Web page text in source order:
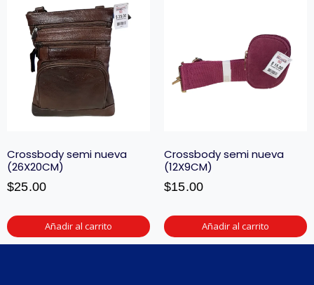
Crossbody semi nueva
(26X20CM)
$25.00
Añadir al carrito
Crossbody semi nueva
(12X9CM)
$15.00
Añadir al carrito